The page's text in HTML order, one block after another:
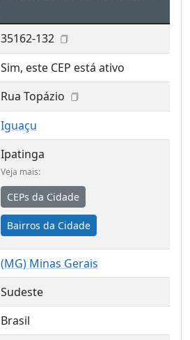
35162-132
Sim, este CEP está ativo
Rua Topázio
Iguaçu
Ipatinga
Veja mais:
CEPs da Cidade
Bairros da Cidade
(MG) Minas Gerais
Sudeste
Brasil